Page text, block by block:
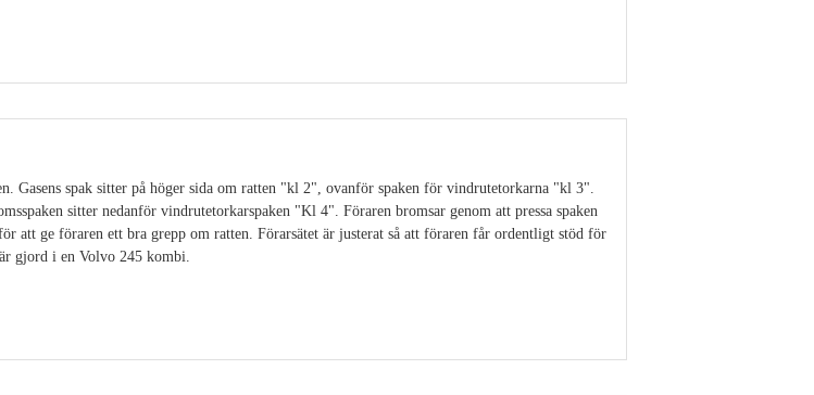
Gasens spak sitter på höger sida om ratten "kl 2", ovanför spaken för vindrutetorkarna "kl 3".
sitter nedanför vindrutetorkarspaken "Kl 4". Föraren bromsar genom att pressa spaken
att ge föraren ett bra grepp om ratten. Förarsätet är justerat så att föraren får ordentligt stöd för
gjord i en Volvo 245 kombi.